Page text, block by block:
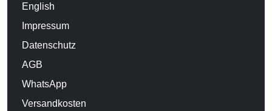
English
Impressum
Datenschutz
AGB
WhatsApp
Versandkosten